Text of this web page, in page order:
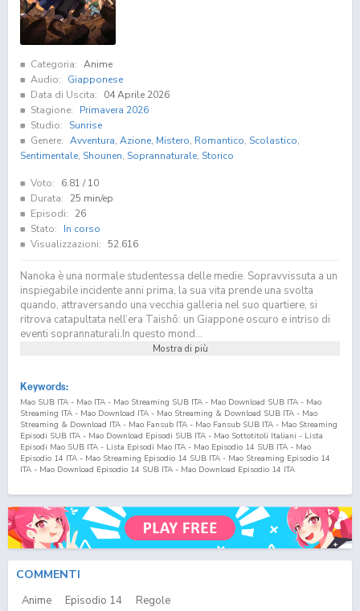
Categoria: Anime
Audio:
Giapponese
Data di Uscita:
04 Aprile 2026
Stagione:
Primavera 2026
Studio:
Sunrise
Genere: Avventura, Azione, Mistero, Romantico, Scolastico,
Sentimentale, Shounen, Soprannaturale, Storico
Voto: 6.81 / 10
Durata:
25 min/ep
Episodi:
26
Stato:
In corso
Visualizzazioni:
52.616
Nanoka è una normale studentessa delle medie. Sopravvissuta a un
inspiegabile incidente anni prima, la sua vita prende una svolta
quando, attraversando una vecchia galleria nel suo quartiere, si
ritrova catapultata nell’era Taishō: un Giappone oscuro e intriso di
eventi soprannaturali.In questo mond...
Mostra di più
Keywords:
Mao SUB ITA - Mao ITA - Mao Streaming SUB ITA - Mao Download SUB ITA - Mao
Streaming ITA - Mao Download ITA - Mao Streaming & Download SUB ITA - Mao
Streaming & Download ITA - Mao Fansub ITA - Mao Fansub SUB ITA - Mao Streaming
Episodi SUB ITA - Mao Download Episodi SUB ITA - Mao Sottotitoli Italiani - Lista
Episodi Mao SUB ITA - Lista Episodi Mao ITA - Mao Episodio 14 SUB ITA - Mao
Episodio 14 ITA - Mao Streaming Episodio 14 SUB ITA - Mao Streaming Episodio 14
ITA - Mao Download Episodio 14 SUB ITA - Mao Download Episodio 14 ITA
COMMENTI
Anime Episodio 14 Regole